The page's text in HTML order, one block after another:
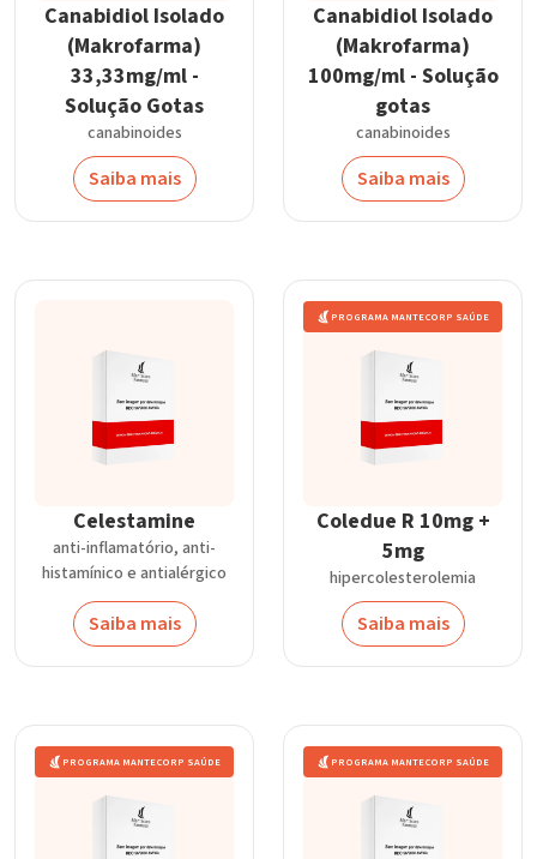
Canabidiol Isolado
(Makrofarma)
33,33mg/ml -
Solução Gotas
canabinoides
Saiba mais
Canabidiol Isolado
(Makrofarma)
100mg/ml - Solução
gotas
canabinoides
Saiba mais
Celestamine
anti-inflamatório, anti-
histamínico e antialérgico
Saiba mais
PROGRAMA MANTECORP SAÚDE
Coledue R 10mg +
5mg
hipercolesterolemia
Saiba mais
PROGRAMA MANTECORP SAÚDE PROGRAMA MANTECORP SAÚDE